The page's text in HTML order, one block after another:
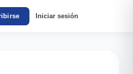
Iniciar sesión